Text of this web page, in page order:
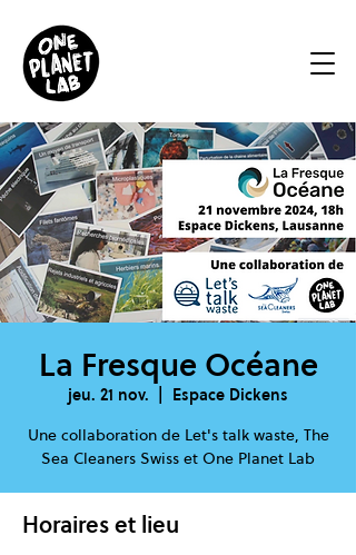
La Fresque Océane
jeu. 21 nov.
Espace Dickens
Une collaboration de Let's talk waste, The
Sea Cleaners Swiss et One Planet Lab
Horaires et lieu